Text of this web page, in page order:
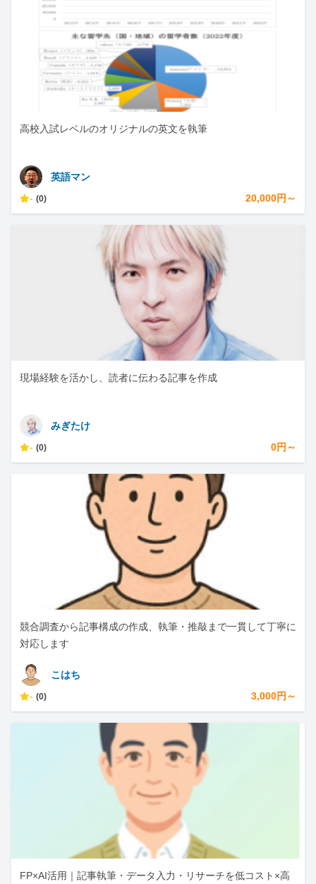
高校入試レベルのオリジナルの英文を執筆
英語マン
- (0) 20,000円～
現場経験を活かし、読者に伝わる記事を作成
みぎたけ
- (0) 0円～
競合調査から記事構成の作成、執筆・推敲まで一貫して丁寧に
対応します
こはち
- (0) 3,000円～
FP×AI活用｜記事執筆・データ入力・リサーチを低コスト×高